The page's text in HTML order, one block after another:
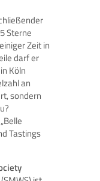
Sterne
Zeit in
darf er
Köln
an
sondern
Tastings